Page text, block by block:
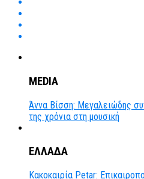
MEDIA
Άννα Βίσση: Μεγαλειώδης
της χρόνια στη μουσική
ΕΛΛΑΔΑ
Κακοκαιρία Petar: